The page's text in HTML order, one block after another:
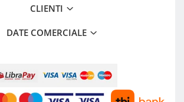
CLIENTI
DATE COMERCIALE